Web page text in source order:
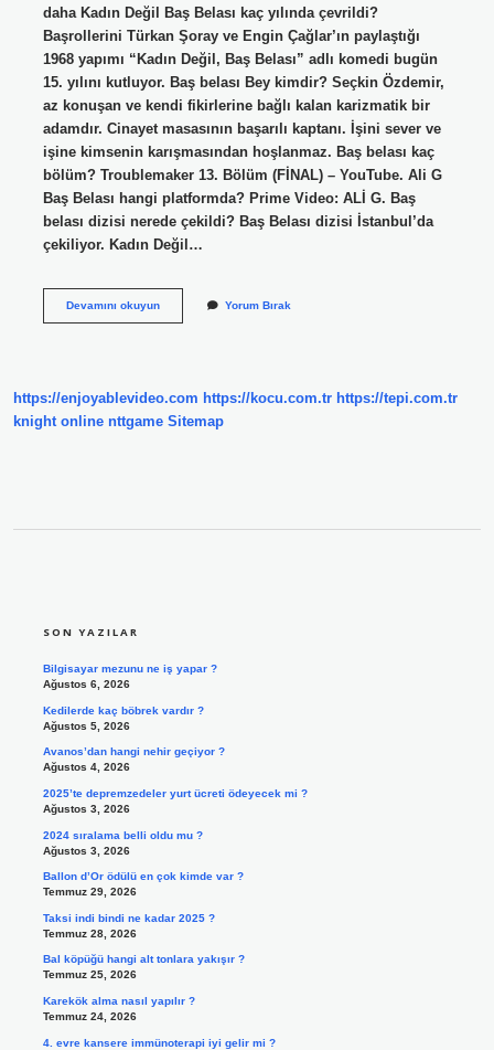
daha Kadın Değil Baş Belası kaç yılında çevrildi?
Başrollerini Türkan Şoray ve Engin Çağlar’ın paylaştığı
1968 yapımı “Kadın Değil, Baş Belası” adlı komedi bugün
15. yılını kutluyor. Baş belası Bey kimdir? Seçkin Özdemir,
az konuşan ve kendi fikirlerine bağlı kalan karizmatik bir
adamdır. Cinayet masasının başarılı kaptanı. İşini sever ve
işine kimsenin karışmasından hoşlanmaz. Baş belası kaç
bölüm? Troublemaker 13. Bölüm (FİNAL) – YouTube. Ali G
Baş Belası hangi platformda? Prime Video: ALİ G. Baş
belası dizisi nerede çekildi? Baş Belası dizisi İstanbul’da
çekiliyor. Kadın Değil…
Devamını okuyunBaş
Yorum Bırak
https://enjoyablevideo.com https://kocu.com.tr https://tepi.com.tr
knight online nttgame Sitemap
SON YAZILAR
Bilgisayar mezunu ne iş yapar ?
Ağustos 6, 2026
Kedilerde kaç böbrek vardır ?
Ağustos 5, 2026
Avanos’dan hangi nehir geçiyor ?
Ağustos 4, 2026
2025’te depremzedeler yurt ücreti ödeyecek mi ?
Ağustos 3, 2026
2024 sıralama belli oldu mu ?
Ağustos 3, 2026
Ballon d’Or ödülü en çok kimde var ?
Temmuz 29, 2026
Taksi indi bindi ne kadar 2025 ?
Temmuz 28, 2026
Bal köpüğü hangi alt tonlara yakışır ?
Temmuz 25, 2026
Karekök alma nasıl yapılır ?
Temmuz 24, 2026
4. evre kansere immünoterapi iyi gelir mi ?